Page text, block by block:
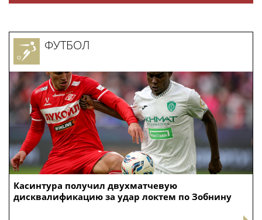
Касинтура получил двухматчевую
дисквалификацию за удар локтем по Зобнину
ФУТБОЛ